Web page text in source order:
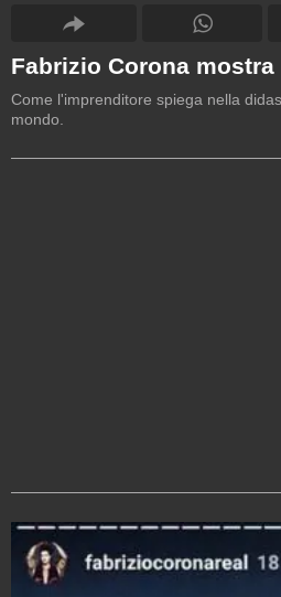
Fabrizio Corona
Come l'imprenditore spiega nella
mondo.